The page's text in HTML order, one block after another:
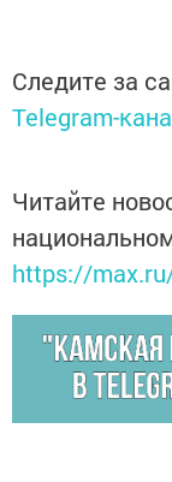
Следите за
Telegram-
Читайте
https://